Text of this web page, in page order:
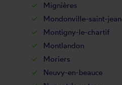
Mignières
Mondonville-saint-jean
Montigny-le-chartif
Montlandon
Moriers
Neuvy-en-beauce